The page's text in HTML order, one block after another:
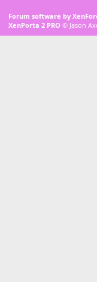
Forum software by
XenPorta 2 PRO © Jason